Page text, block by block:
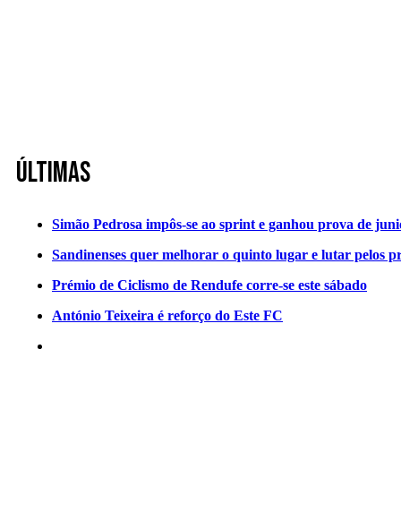
Últimas
Simão Pedrosa impôs-se ao sprint e ganhou prova de
Sandinenses quer melhorar o quinto lugar e lutar pelos
Prémio de Ciclismo de Rendufe corre-se este sábado
António Teixeira é reforço do Este FC